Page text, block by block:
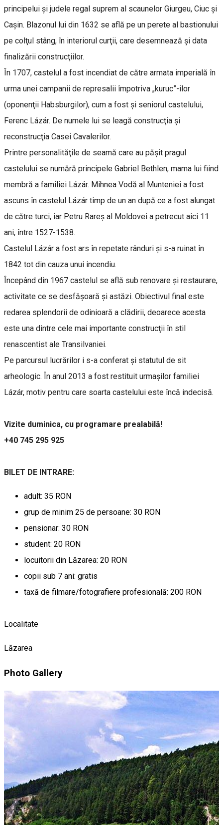
principelui şi judele regal suprem al scaunelor Giurgeu, Ciuc şi
Caşin. Blazonul lui din 1632 se află pe un perete al bastionului
pe colţul stâng, în interiorul curţii, care desemnează şi data
finalizării construcţiilor.
În 1707, castelul a fost incendiat de către armata imperială în
urma unei campanii de represalii împotriva „kuruc”-ilor
(oponenţii Habsburgilor), cum a fost şi seniorul castelului,
Ferenc Lázár. De numele lui se leagă construcţia şi
reconstrucţia Casei Cavalerilor.
Printre personalităţile de seamă care au păşit pragul
castelului se numără principele Gabriel Bethlen, mama lui fiind
membră a familiei Lázár. Mihnea Vodă al Munteniei a fost
ascuns în castelul Lázár timp de un an după ce a fost alungat
de către turci, iar Petru Rareş al Moldovei a petrecut aici 11
ani, între 1527-1538.
Castelul Lázár a fost ars în repetate rânduri şi s-a ruinat în
1842 tot din cauza unui incendiu.
Începând din 1967 castelul se află sub renovare şi restaurare,
activitate ce se desfăşoară şi astăzi. Obiectivul final este
redarea splendorii de odinioară a clădirii, deoarece acesta
este una dintre cele mai importante construcţii în stil
renascentist ale Transilvaniei.
Pe parcursul lucrărilor i s-a conferat şi statutul de sit
arheologic. În anul 2013 a fost restituit urmaşilor familiei
Lázár, motiv pentru care soarta castelului este încă indecisă.
Vizite duminica, cu programare prealabilă!
+40 745 295 925
BILET DE INTRARE:
adult: 35 RON
grup de minim 25 de persoane: 30 RON
pensionar: 30 RON
student: 20 RON
locuitorii din Lăzarea: 20 RON
copii sub 7 ani: gratis
taxă de filmare/fotografiere profesională: 200 RON
Localitate
Lăzarea
Photo Gallery